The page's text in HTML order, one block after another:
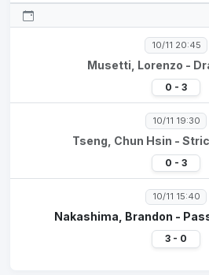
10/11 20:45
Musetti, Lorenzo -
0 - 3
10/11 19:30
Tseng, Chun Hsin -
0 - 3
10/11 15:40
Nakashima, Brandon -
3 - 0